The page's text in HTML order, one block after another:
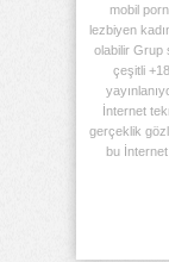
mobil
lezbiyen
olabilir Grup
çeşitli
İnternet
gerçeklik
bu